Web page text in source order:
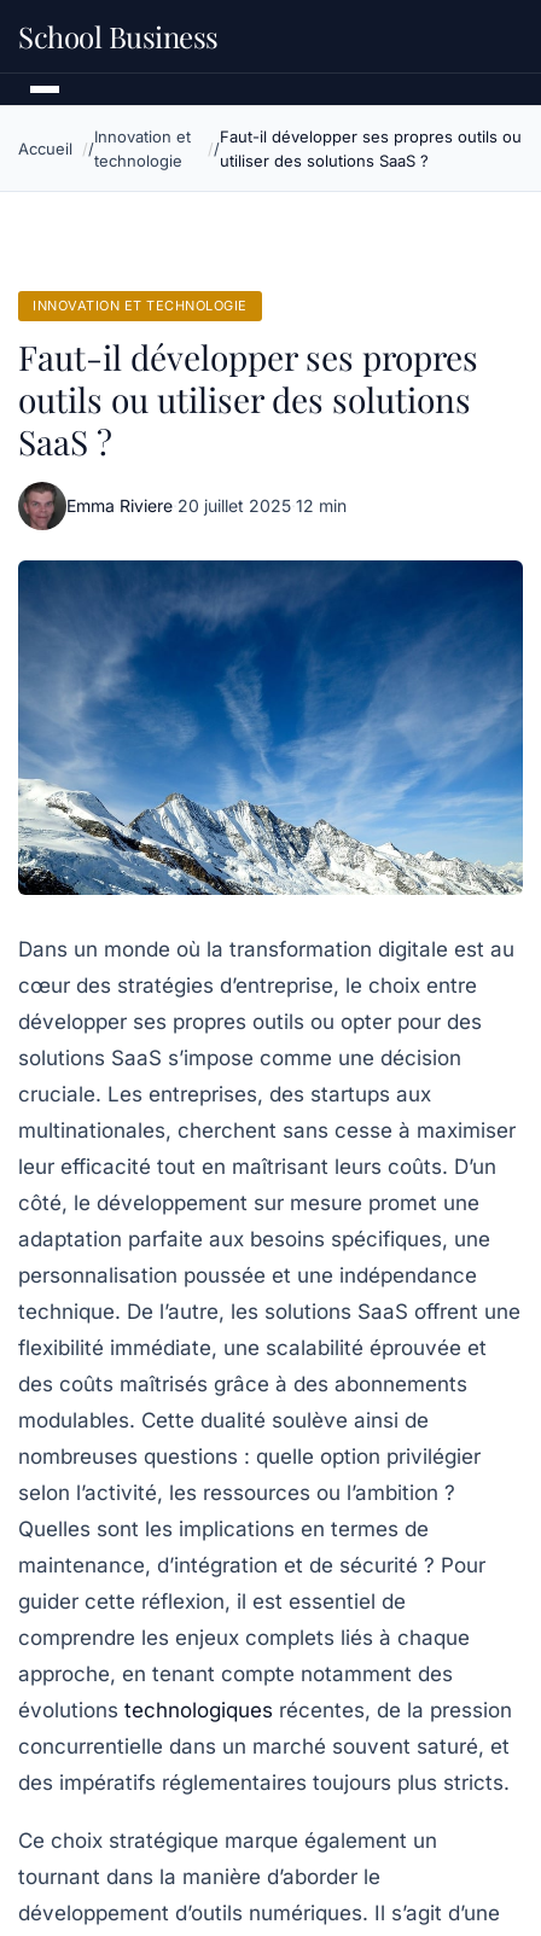
School Business
Accueil
Innovation et
technologie
Faut-il développer ses propres outils ou
utiliser des solutions SaaS ?
INNOVATION ET TECHNOLOGIE
Faut-il développer ses propres
outils ou utiliser des solutions
SaaS ?
Emma Riviere·20 juillet 2025·12 min
Dans un monde où la transformation digitale est au
cœur des stratégies d’entreprise, le choix entre
développer ses propres outils ou opter pour des
solutions SaaS s’impose comme une décision
cruciale. Les entreprises, des startups aux
multinationales, cherchent sans cesse à maximiser
leur efficacité tout en maîtrisant leurs coûts. D’un
côté, le développement sur mesure promet une
adaptation parfaite aux besoins spécifiques, une
personnalisation poussée et une indépendance
technique. De l’autre, les solutions SaaS offrent une
flexibilité immédiate, une scalabilité éprouvée et
des coûts maîtrisés grâce à des abonnements
modulables. Cette dualité soulève ainsi de
nombreuses questions : quelle option privilégier
selon l’activité, les ressources ou l’ambition ?
Quelles sont les implications en termes de
maintenance, d’intégration et de sécurité ? Pour
guider cette réflexion, il est essentiel de
comprendre les enjeux complets liés à chaque
approche, en tenant compte notamment des
évolutions technologiques récentes, de la pression
concurrentielle dans un marché souvent saturé, et
des impératifs réglementaires toujours plus stricts.
Ce choix stratégique marque également un
tournant dans la manière d’aborder le
développement d’outils numériques. Il s’agit d’une